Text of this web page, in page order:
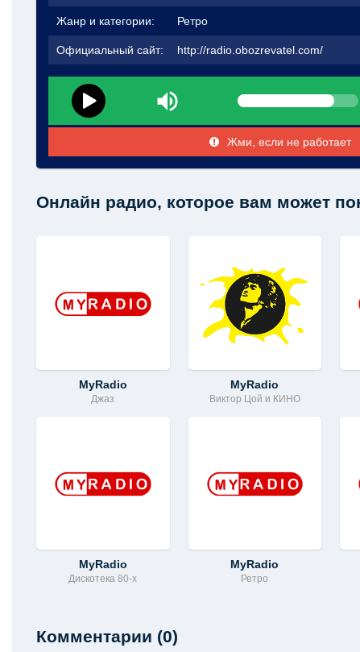
Жанр и категории: Ретро
Официальный сайт: http://radio.obozrevatel.com/
Жми, если не работает
Онлайн радио, которое вам может
MyRadio
Джаз
MyRadio
Виктор Цой и КИНО
MyRadio
Дискотека 80-х
MyRadio
Ретро
Комментарии (0)